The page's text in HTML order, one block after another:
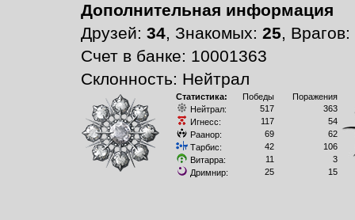
Дополнительная информация
Друзей: 34, Знакомых: 25, Врагов:
Счет в банке: 10001363
Склонность: Нейтрал
Статистика: Победы
Поражения
Нейтрал:
517
363
Игнесс:
117
54
Раанор:
69
62
Тарбис:
42
106
Витарра:
11
3
Дримнир:
25 15